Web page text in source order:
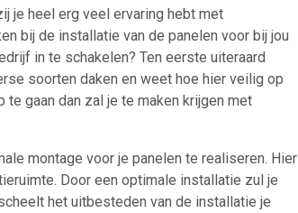
je heel erg veel ervaring hebt met
bij de installatie van de panelen voor bij jou
in te schakelen? Ten eerste uiteraard
soorten daken en weet hoe hier veilig op
gaan dan zal je te maken krijgen met
montage voor je panelen te realiseren. Hier
Door een optimale installatie zul je
het uitbesteden van de installatie je